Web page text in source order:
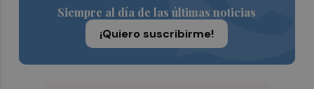
Siempre al día de las últimas noticias
¡Quiero suscribirme!